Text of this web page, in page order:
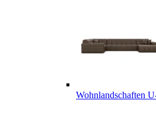
Wohnlandschaften